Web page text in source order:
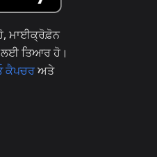
ਮਾਈਕ੍ਰੋਫ਼ੋਨ
ਤਿਆਰ ਹੋ।
ਕੈਪਚਰਅਤੇ